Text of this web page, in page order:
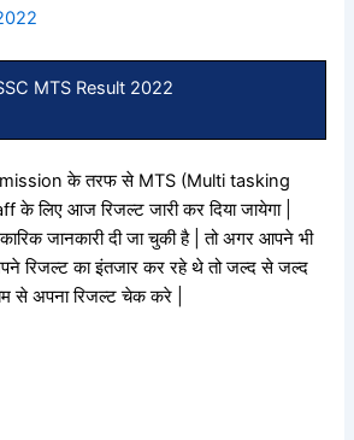
MTS Result 2022
के तरफ से MTS (Multi tasking
लिए आज रिजल्ट जारी कर दिया जायेगा |
जानकारी दी जा चुकी है | तो अगर आपने भी
रिजल्ट का इंतजार कर रहे थे तो जल्द से जल्द
से अपना रिजल्ट चेक करे |